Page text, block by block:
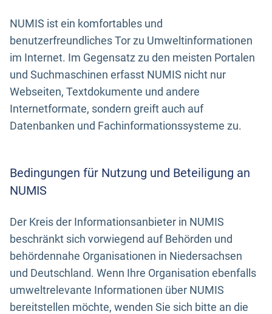
NUMIS ist ein komfortables und
benutzerfreundliches Tor zu Umweltinformationen
im Internet. Im Gegensatz zu den meisten Portalen
und Suchmaschinen erfasst NUMIS nicht nur
Webseiten, Textdokumente und andere
Internetformate, sondern greift auch auf
Datenbanken und Fachinformationssysteme zu.
Bedingungen für Nutzung und Beteiligung an
NUMIS
Der Kreis der Informationsanbieter in NUMIS
beschränkt sich vorwiegend auf Behörden und
behördennahe Organisationen in Niedersachsen
und Deutschland. Wenn Ihre Organisation ebenfalls
umweltrelevante Informationen über NUMIS
bereitstellen möchte, wenden Sie sich bitte an die